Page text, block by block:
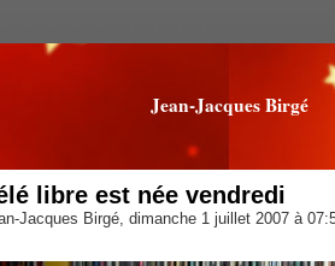
Jean-Jacques Birgé
libre est née vendredi
Jacques Birgé, dimanche 1 juillet 2007 à